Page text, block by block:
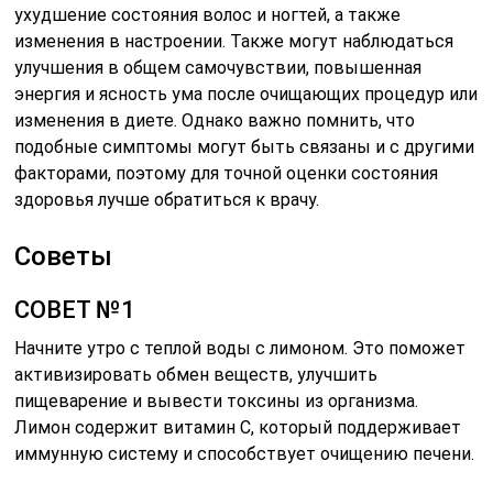
ухудшение состояния волос и ногтей, а также
изменения в настроении. Также могут наблюдаться
улучшения в общем самочувствии, повышенная
энергия и ясность ума после очищающих процедур или
изменения в диете. Однако важно помнить, что
подобные симптомы могут быть связаны и с другими
факторами, поэтому для точной оценки состояния
здоровья лучше обратиться к врачу.
Советы
СОВЕТ №1
Начните утро с теплой воды с лимоном. Это поможет
активизировать обмен веществ, улучшить
пищеварение и вывести токсины из организма.
Лимон содержит витамин C, который поддерживает
иммунную систему и способствует очищению печени.